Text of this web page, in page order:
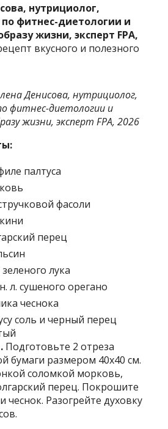
нутрициолог,
фитнес-диетологии и
жизни, эксперт FPA,
вкусного и полезного
Денисова, нутрициолог,
фитнес-диетологии и
жизни, эксперт FPA, 2026
палтуса
фасоли
перец
лука
л. сушеного орегано
чеснока
соль и черный перец
Подготовьте 2 отреза
бумаги размером 40х40 см.
соломкой морковь,
перец. Покрошите
чеснок. Разогрейте духовку